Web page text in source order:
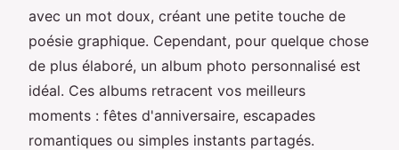
avec un mot doux, créant une petite touche de
poésie graphique. Cependant, pour quelque chose
de plus élaboré, un album photo personnalisé est
idéal. Ces albums retracent vos meilleurs
moments : fêtes d'anniversaire, escapades
romantiques ou simples instants partagés.